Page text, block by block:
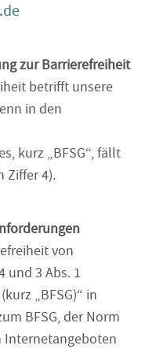
zur Barrierefreiheit
betrifft unsere
in den
kurz „BFSG“, fällt
Ziffer 4).
von
und 3 Abs. 1
„BFSG)“ in
BFSG, der Norm
Internetangeboten